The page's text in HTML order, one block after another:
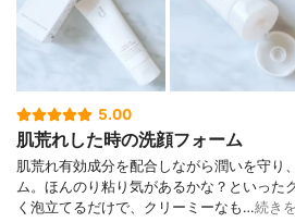
5.00
肌荒れした時の洗顔フォーム
肌荒れ有効成分を配合しながら潤いを守り
ム。ほんのり粘り気があるかな？といった
く泡立てるだけで、クリーミーなも…続き